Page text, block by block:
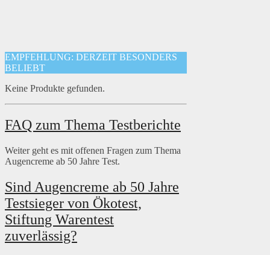
EMPFEHLUNG: DERZEIT BESONDERS
BELIEBT
Keine Produkte gefunden.
FAQ zum Thema Testberichte
Weiter geht es mit offenen Fragen zum Thema
Augencreme ab 50 Jahre Test.
Sind Augencreme ab 50 Jahre
Testsieger von Ökotest,
Stiftung Warentest
zuverlässig?